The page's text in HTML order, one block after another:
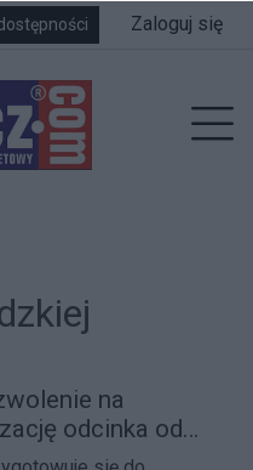
Zaloguj się
na
odcinka od
do